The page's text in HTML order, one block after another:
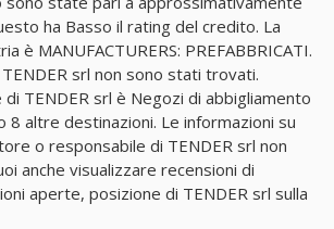
ha Basso il rating del credito. La
è MANUFACTURERS: PREFABBRICATI.
srl non sono stati trovati.
TENDER srl è Negozi di abbigliamento
8 altre destinazioni. Le informazioni su
o responsabile di TENDER srl non
anche visualizzare recensioni di
aperte, posizione di TENDER srl sulla